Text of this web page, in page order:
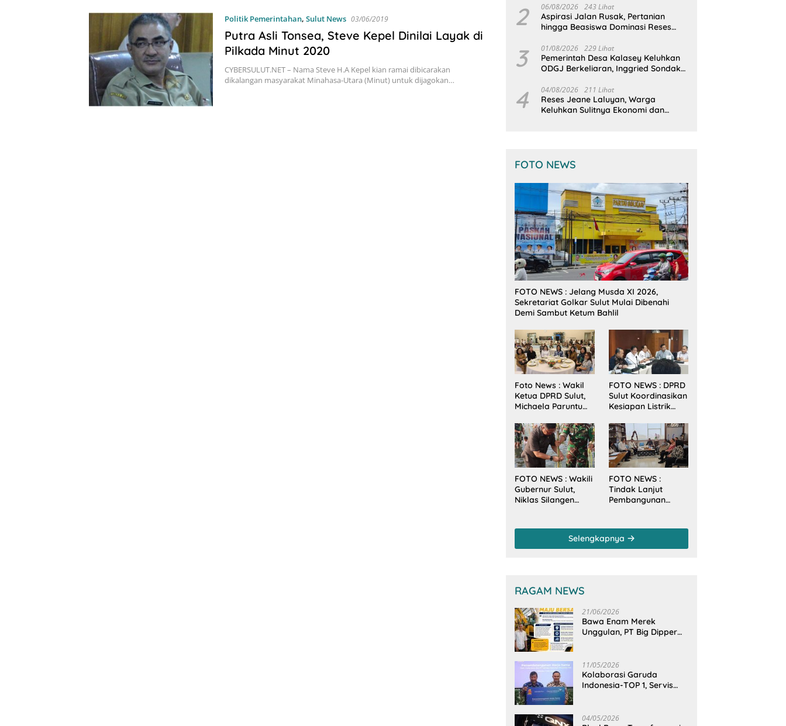
Politik Pemerintahan, Sulut News 03/06/2019
Putra Asli Tonsea, Steve Kepel Dinilai Layak di
Pilkada Minut 2020
CYBERSULUT.NET – Nama Steve H.A Kepel kian ramai dibicarakan
dikalangan masyarakat Minahasa-Utara (Minut) untuk dijagokan…
Desa
2 06/08/2026 243 Lihat
Aspirasi Jalan Rusak, Pertanian
hingga Beasiswa Dominasi Reses
3 01/08/2026 229 Lihat
Pemerintah Desa Kalasey Keluhkan
ODGJ Berkeliaran, Inggried Sondakh
4 04/08/2026 211 Lihat
Reses Jeane Laluyan, Warga
Keluhkan Sulitnya Ekonomi dan
FOTO NEWS
FOTO NEWS : Jelang Musda XI 2026,
Sekretariat Golkar Sulut Mulai Dibenahi
Demi Sambut Ketum Bahlil
Foto News : Wakil
Ketua DPRD Sulut,
Michaela Paruntu
Makan Malam
Gubernur Sulut
Bersama
Wamenkes RI
FOTO NEWS : DPRD
Sulut Koordinasikan
Kesiapan Listrik
Tahun Baru 2026
FOTO NEWS : Wakili
Gubernur Sulut,
Niklas Silangen
Desa Arakan Minsel
FOTO NEWS :
Tindak Lanjut
Pembangunan
Sulut Sambangi
Dirjen SDA
Selengkapnya
RAGAM NEWS
21/06/2026
Bawa Enam Merek
Unggulan, PT Big Dipper
Pasar di Sulawesi Utara
11/05/2026
Kolaborasi Garuda
Indonesia-TOP 1, Servis
04/05/2026